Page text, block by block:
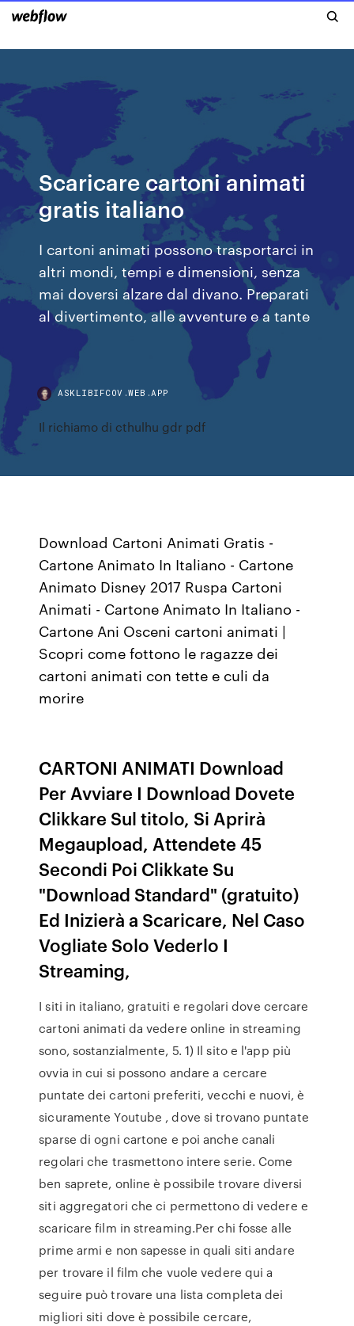
Scaricare cartoni animati
gratis italiano
I cartoni animati possono trasportarci in
altri mondi, tempi e dimensioni, senza
mai doversi alzare dal divano. Preparati
al divertimento, alle avventure e a tante
ASKLIBIFCOV.WEB.APP
Il richiamo di cthulhu gdr pdf
Download Cartoni Animati Gratis -
Cartone Animato In Italiano - Cartone
Animato Disney 2017 Ruspa Cartoni
Animati - Cartone Animato In Italiano -
Cartone Ani Osceni cartoni animati |
Scopri come fottono le ragazze dei
cartoni animati con tette e culi da
morire
CARTONI ANIMATI Download
Per Avviare I Download Dovete
Clikkare Sul titolo, Si Aprirà
Megaupload, Attendete 45
Secondi Poi Clikkate Su
"Download Standard" (gratuito)
Ed Inizierà a Scaricare, Nel Caso
Vogliate Solo Vederlo I
Streaming,
I siti in italiano, gratuiti e regolari dove cercare
cartoni animati da vedere online in streaming
sono, sostanzialmente, 5. 1) Il sito e l'app più
ovvia in cui si possono andare a cercare
puntate dei cartoni preferiti, vecchi e nuovi, è
sicuramente Youtube , dove si trovano puntate
sparse di ogni cartone e poi anche canali
regolari che trasmettono intere serie. Come
ben saprete, online è possibile trovare diversi
siti aggregatori che ci permettono di vedere e
scaricare film in streaming.Per chi fosse alle
prime armi e non sapesse in quali siti andare
per trovare il film che vuole vedere qui a
seguire può trovare una lista completa dei
migliori siti dove è possibile cercare,